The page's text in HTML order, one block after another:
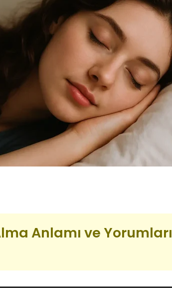
Anlamı ve Yorumları